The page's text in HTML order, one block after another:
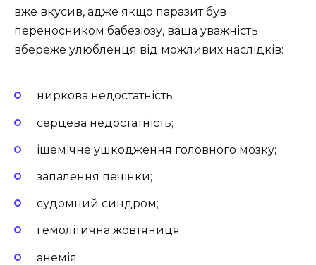
вже вкусив, адже якщо паразит був
переносником бабезіозу, ваша уважність
вбереже улюбленця від можливих наслідків:
ниркова недостатність;
серцева недостатність;
ішемічне ушкодження головного мозку;
запалення печінки;
судомний синдром;
гемолітична жовтяниця;
анемія.